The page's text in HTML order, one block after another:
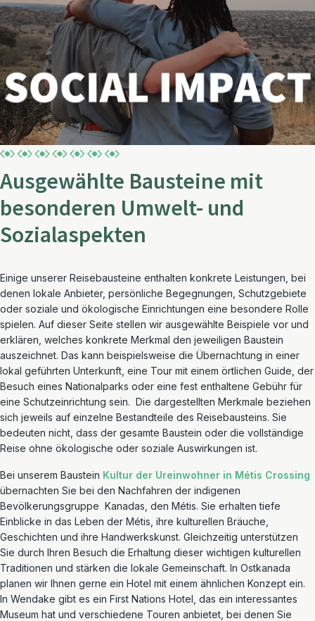
Ausgewählte Bausteine mit
besonderen Umwelt- und
Sozialaspekten
Einige unserer Reisebausteine enthalten konkrete Leistungen, bei
denen lokale Anbieter, persönliche Begegnungen, Schutzgebiete
oder soziale und ökologische Einrichtungen eine besondere Rolle
spielen. Auf dieser Seite stellen wir ausgewählte Beispiele vor und
erklären, welches konkrete Merkmal den jeweiligen Baustein
auszeichnet. Das kann beispielsweise die Übernachtung in einer
lokal geführten Unterkunft, eine Tour mit einem örtlichen Guide, der
Besuch eines Nationalparks oder eine fest enthaltene Gebühr für
eine Schutzeinrichtung sein. Die dargestellten Merkmale beziehen
sich jeweils auf einzelne Bestandteile des Reisebausteins. Sie
bedeuten nicht, dass der gesamte Baustein oder die vollständige
Reise ohne ökologische oder soziale Auswirkungen ist.
Bei unserem Baustein Kultur der Ureinwohner in Métis Crossing
übernachten Sie bei den Nachfahren der indigenen
Bevölkerungsgruppe Kanadas, den Métis. Sie erhalten tiefe
Einblicke in das Leben der Métis, ihre kulturellen Bräuche,
Geschichten und ihre Handwerkskunst. Gleichzeitig unterstützen
Sie durch Ihren Besuch die Erhaltung dieser wichtigen kulturellen
Traditionen und stärken die lokale Gemeinschaft. In Ostkanada
planen wir Ihnen gerne ein Hotel mit einem ähnlichen Konzept ein.
In Wendake gibt es ein First Nations Hotel, das ein interessantes
Museum hat und verschiedene Touren anbietet, bei denen Sie